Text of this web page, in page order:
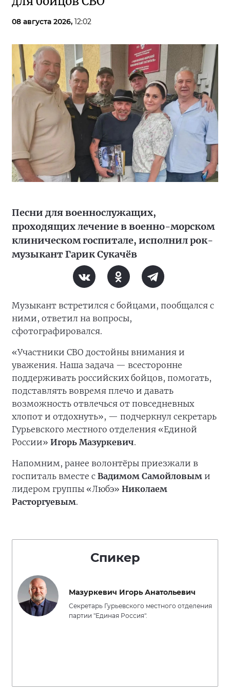
08 августа 2026, 12:02
Песни для военнослужащих,
проходящих лечение в военно-морском
клиническом госпитале, исполнил рок-
музыкант Гарик Сукачёв
Музыкант встретился с бойцами, пообщался с
ними, ответил на вопросы,
сфотографировался.
«Участники СВО достойны внимания и
уважения. Наша задача — всесторонне
поддерживать российских бойцов, помогать,
подставлять вовремя плечо и давать
возможность отвлечься от повседневных
хлопот и отдохнуть», — подчеркнул секретарь
Гурьевского местного отделения «Единой
России» Игорь Мазуркевич.
Напомним, ранее волонтёры приезжали в
госпиталь вместе с Вадимом Самойловым и
лидером группы «Любэ» Николаем
Расторгуевым.
Спикер
Мазуркевич Игорь Анатольевич
Секретарь Гурьевского местного отделения
партии "Единая Россия".